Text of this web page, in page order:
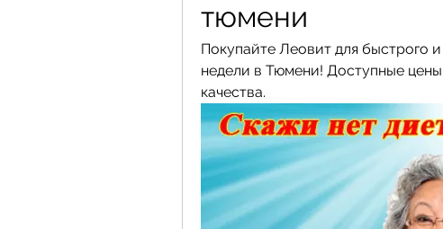
тюмени
Покупайте Леовит для быстрого
недели в Тюмени! Доступные
качества.